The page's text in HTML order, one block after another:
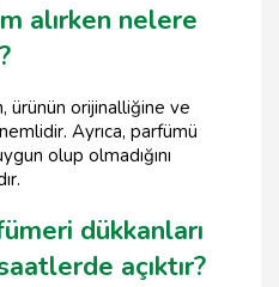
alırken nelere
ürünün orijinalliğine ve
Ayrıca, parfümü
olup olmadığını
dükkanları
açıktır?